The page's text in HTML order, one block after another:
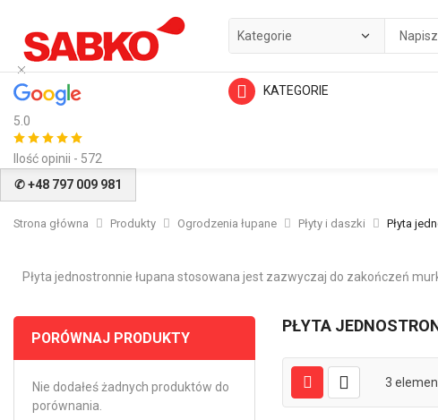
5.0
Ilość opinii - 572
KATEGORIE
✆ +48 797 009 981
Strona główna Produkty Ogrodzenia łupane Płyty i daszki Płyta
Płyta jednostronnie łupana stosowana jest zazwyczaj do zakończeń
PŁYTA
3
PORÓWNAJ PRODUKTY
Nie dodałeś żadnych produktów do
porównania.